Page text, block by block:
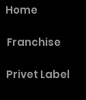
Home
Franchise
Privet Label